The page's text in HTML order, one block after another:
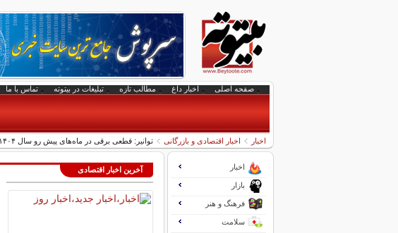
صفحه اصلی اخبار داغ مطالب تازه تبلیغات در بیتوته تماس با ما
اخبار اخبار اقتصادی و بازرگانی توانیر: قطعی برقی در ماه‌های پیش رو سال ۱۴۰۴ نخواهیم داشت | کمبود برق فقط در تابستان‌ها است
آخرین اخبار اقتصادی اخبار
بازار
فرهنگ و هنر
سلامت